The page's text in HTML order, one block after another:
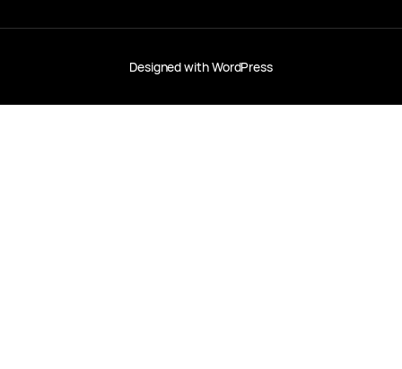
Designed withWordPress